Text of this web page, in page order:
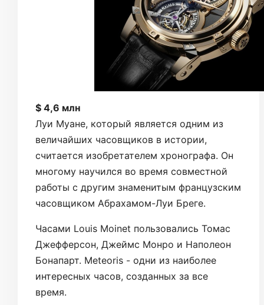
$ 4,6 млн
Луи Муане, который является одним из
величайших часовщиков в истории,
считается изобретателем хронографа. Он
многому научился во время совместной
работы с другим знаменитым французским
часовщиком Абрахамом-Луи Бреге.
Часами Louis Moinet пользовались Томас
Джефферсон, Джеймс Монро и Наполеон
Бонапарт. Meteoris - одни из наиболее
интересных часов, созданных за все
время.